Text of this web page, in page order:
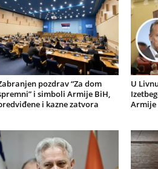
pozdrav “Za dom
i simboli Armije BiH,
i kazne zatvora
U
Armije